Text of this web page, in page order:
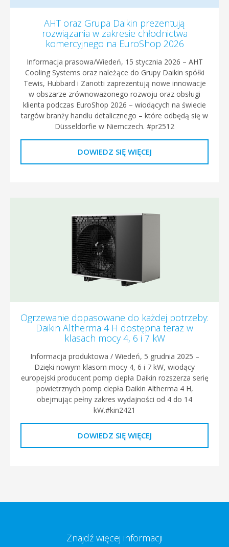
AHT oraz Grupa Daikin prezentują
rozwiązania w zakresie chłodnictwa
komercyjnego na EuroShop 2026
Informacja prasowa/Wiedeń, 15 stycznia 2026 – AHT
Cooling Systems oraz należące do Grupy Daikin spółki
Tewis, Hubbard i Zanotti zaprezentują nowe innowacje
w obszarze zrównoważonego rozwoju oraz obsługi
klienta podczas EuroShop 2026 – wiodących na świecie
targów branży handlu detalicznego – które odbędą się w
Düsseldorfie w Niemczech. #pr2512
DOWIEDZ SIĘ WIĘCEJ
Ogrzewanie dopasowane do każdej potrzeby:
Daikin Altherma 4 H dostępna teraz w
klasach mocy 4, 6 i 7 kW
Informacja produktowa / Wiedeń, 5 grudnia 2025 –
Dzięki nowym klasom mocy 4, 6 i 7 kW, wiodący
europejski producent pomp ciepła Daikin rozszerza serię
powietrznych pomp ciepła Daikin Altherma 4 H,
obejmując pełny zakres wydajności od 4 do 14
kW.#kin2421
DOWIEDZ SIĘ WIĘCEJ
Znajdź więcej informacji